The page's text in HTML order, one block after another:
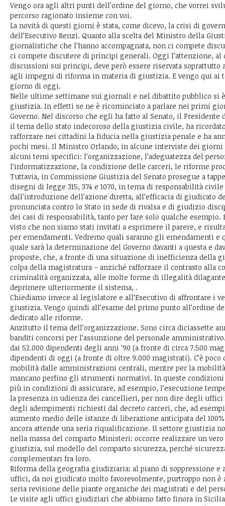
Vengo ora agli altri punti dell’ordine del giorno, che vorrei
percorso ragionato insieme con voi.
La novità di questi giorni è stata, come dicevo, la crisi di
dell’Esecutivo Renzi. Quanto alla scelta del Ministro della
giornalistiche che l’hanno accompagnata, non ci compete
ci compete discutere di principi generali. Oggi l’attenzione, al
discussioni sui principi, deve però essere riservata
agli impegni di riforma in materia di giustizia. E vengo qui ai
giorno di oggi.
Nelle ultime settimane sui giornali e nel dibattito pubblico si
giustizia. In effetti se ne è ricominciato a parlare nei primi
Governo. Nel discorso che egli ha fatto al Senato, il Presidente
il tema dello stato indecoroso della giustizia civile, ha
rafforzare nei cittadini la fiducia nella giustizia penale e ha
pochi mesi. Il Ministro Orlando, in alcune interviste dei giorni
alcuni temi specifici: l’organizzazione, l’adeguatezza del
l’informatizzazione, la condizione delle carceri, le riforme
Tuttavia, in Commissione Giustizia del Senato prosegue a
disegni di legge 315, 374 e 1070, in tema di responsabilità
dall'introduzione dell'azione diretta, all’efficacia di giudicato
pronunciata contro lo Stato in sede di rivalsa e di giudizio
dei casi di responsabilità, tanto per fare solo qualche esempio.
visto che non siamo stati invitati a esprimere il parere, e
per emendamenti. Vedremo quali saranno gli emendamenti e
quale sarà la determinazione del Governo davanti a questa e
proposte, che, a fronte di una situazione di inefficienza della
colpa della magistratura – anziché rafforzare il contrasto alla
criminalità organizzata, alle molte forme di illegalità
deprimere ulteriormente il sistema, .
Chiediamo invece al legislatore e all’Esecutivo di affrontare i
giustizia. Vengo quindi all’esame del primo punto all’ordine
dedicato alle riforme.
Anzitutto il tema dell’organizzazione. Sono circa diciassette
banditi concorsi per l’assunzione del personale amministrativo.
dai 52.000 dipendenti degli anni ’90 (a fronte di circa 7.500
dipendenti di oggi (a fronte di oltre 9.000 magistrati). C’è poco
mobilità dalle amministrazioni centrali, mentre per la
mancano perfino gli strumenti normativi. In queste condizioni
più in condizioni di assicurare, ad esempio, l’esecuzione
la presenza in udienza dei cancellieri, per non dire degli uffici
degli adempimenti richiesti dal decreto carceri, che, ad
aumento medio delle istanze di liberazione anticipata del
ancora attende una seria riqualificazione. Il settore giustizia
nella massa del comparto Ministeri: occorre realizzare un
giustizia, sul modello del comparto sicurezza, perché
complementari fra loro.
Riforma della geografia giudiziaria: al piano di soppressione e
uffici, da noi giudicato molto favorevolmente, purtroppo non è
seria revisione delle piante organiche dei magistrati e del
Le visite agli uffici giudiziari che abbiamo fatto finora in